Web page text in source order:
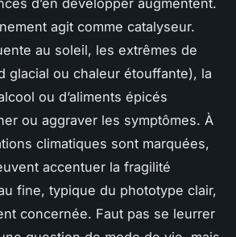
d’en développer augmentent.
agit comme catalyseur.
au soleil, les extrêmes de
glacial ou chaleur étouffante), la
ou d’aliments épicés
ou aggraver les symptômes. À
climatiques sont marquées,
accentuer la fragilité
fine, typique du phototype clair,
concernée. Faut pas se leurrer